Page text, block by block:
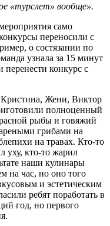
«турслет» вообще».
само
переносили с
о состязании по
узнала за 15 минут
перенести конкурс с
Кристина, Жени, Виктор
полноценный
рыбы и говяжий
грибами на
на травах. Кто-то
уху, кто-то жарил
наши кулинары
на час, но оно того
и эстетическим
ребят поработать в
год, но первого